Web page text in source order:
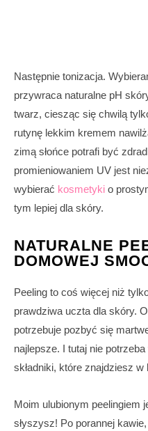
Następnie tonizacja.
przywraca naturalne pH
twarz, ciesząc się chwilą
rutynę lekkim kremem
zimą słońce potrafi być
promieniowaniem UV jest
wybierać kosmetyki o
tym lepiej dla skóry.
NATURALNE
DOMOWEJ
Peeling to coś więcej niż
prawdziwa uczta dla skóry.
potrzebuje pozbyć się
najlepsze. I tutaj nie
składniki, które znajdziesz w
Moim ulubionym peelingiem
słyszysz! Po porannej